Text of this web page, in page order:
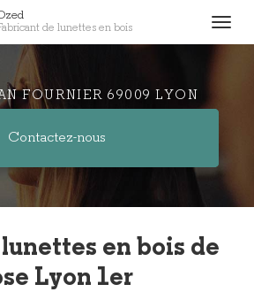
de lunettes en bois
FOURNIER 69009 LYON
Contactez-nous
en bois de
Lyon 1er